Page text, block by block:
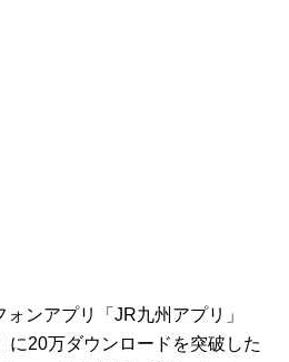
ンアプリ「JR九州アプリ」
に20万ダウンロードを突破した